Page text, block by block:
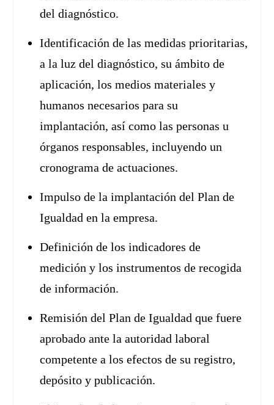
del diagnóstico.
Identificación de las medidas prioritarias,
a la luz del diagnóstico, su ámbito de
aplicación, los medios materiales y
humanos necesarios para su
implantación, así como las personas u
órganos responsables, incluyendo un
cronograma de actuaciones.
Impulso de la implantación del Plan de
Igualdad en la empresa.
Definición de los indicadores de
medición y los instrumentos de recogida
de información.
Remisión del Plan de Igualdad que fuere
aprobado ante la autoridad laboral
competente a los efectos de su registro,
depósito y publicación.